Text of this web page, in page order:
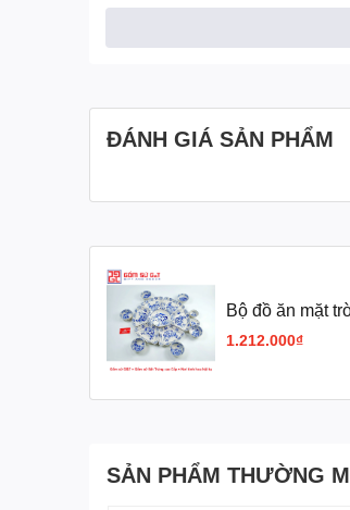
ĐÁNH GIÁ SẢN PHẨM
Bộ đồ ăn mặt
1.212.000₫
SẢN PHẨM THƯỜNG